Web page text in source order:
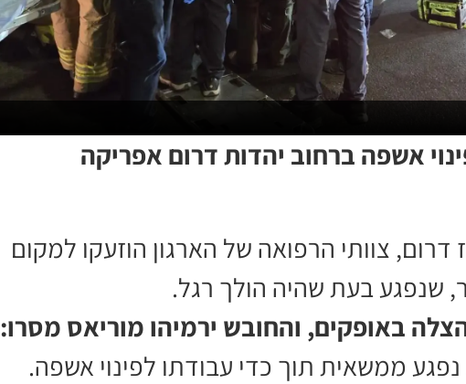
לפינוי אשפה ברחוב יהדות דרום אפריקה
צוותי הרפואה של הארגון הוזעקו למקום
שנפגע בעת שהיה הולך רגל.
באופקים, והחובש ירמיהו מוריאס מסרו:
נפגע ממשאית תוך כדי עבודתו לפינוי אשפה.